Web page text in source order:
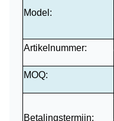
Model:
Artikelnummer:
MOQ:
Betalingstermijn: